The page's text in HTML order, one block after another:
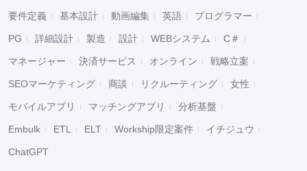
要件定義 基本設計 動画編集 英語 プログラマー
PG 詳細設計 製造 設計 WEBシステム C＃
マネージャー 決済サービス オンライン 戦略立案
SEOマーケティング 商談 リクルーティング 女性
モバイルアプリ マッチングアプリ 分析基盤
Embulk ETL ELT Workship限定案件 イチジュウ
ChatGPT